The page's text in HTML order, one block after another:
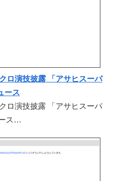
ロ演技披露 「アサヒスーパ
ース
ロ演技披露 「アサヒスーパ
ス…